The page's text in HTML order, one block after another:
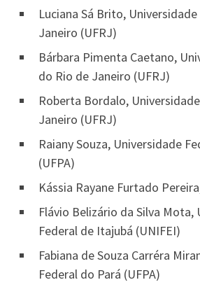
Luciana Sá Brito,
Janeiro (UFRJ)
Bárbara Pimenta Caetano,
do Rio de Janeiro (UFRJ)
Roberta Bordalo,
Janeiro (UFRJ)
Raiany Souza, Universidade
(UFPA)
Kássia Rayane Furtado
Flávio Belizário da Silva Mota,
Federal de Itajubá (UNIFEI)
Fabiana de Souza Carréra
Federal do Pará (UFPA)